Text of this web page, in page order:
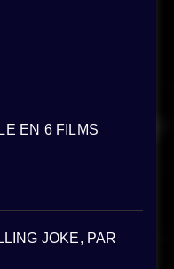
EN 6 FILMS
JOKE, PAR